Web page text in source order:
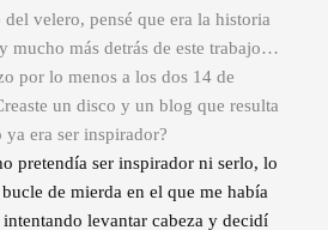
del velero, pensé que era la historia
mucho más detrás de este trabajo…
por lo menos a los dos 14 de
un disco y un blog que resulta
era ser inspirador?
pretendía ser inspirador ni serlo, lo
de mierda en el que me había
levantar cabeza y decidí